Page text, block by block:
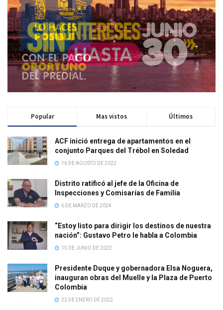
Popular Mas vistos Últimos
ACF inició entrega de apartamentos en el
conjunto Parques del Trébol en Soledad
16 DE AGOSTO DE 2022
Distrito ratificó al jefe de la Oficina de
Inspecciones y Comisarías de Familia
6 DE MARZO DE 2024
“Estoy listo para dirigir los destinos de nuestra
nación”: Gustavo Petro le habla a Colombia
15 DE JUNIO DE 2022
Presidente Duque y gobernadora Elsa Noguera,
inauguran obras del Muelle y la Plaza de Puerto
Colombia
22 DE ENERO DE 2022